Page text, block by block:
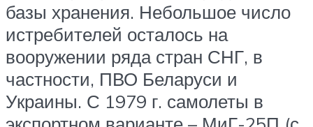
базы хранения. Небольшое число
истребителей осталось на
вооружении ряда стран СНГ, в
частности, ПВО Беларуси и
Украины. С 1979 г. самолеты в